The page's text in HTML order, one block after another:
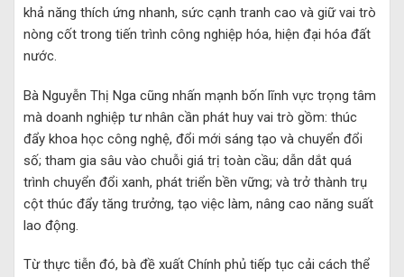
khả năng thích ứng nhanh, sức cạnh tranh cao và giữ vai trò
nòng cốt trong tiến trình công nghiệp hóa, hiện đại hóa đất
nước.
Bà Nguyễn Thị Nga cũng nhấn mạnh bốn lĩnh vực trọng tâm
mà doanh nghiệp tư nhân cần phát huy vai trò gồm: thúc
đẩy khoa học công nghệ, đổi mới sáng tạo và chuyển đổi
số; tham gia sâu vào chuỗi giá trị toàn cầu; dẫn dắt quá
trình chuyển đổi xanh, phát triển bền vững; và trở thành trụ
cột thúc đẩy tăng trưởng, tạo việc làm, nâng cao năng suất
lao động.
Từ thực tiễn đó, bà đề xuất Chính phủ tiếp tục cải cách thể